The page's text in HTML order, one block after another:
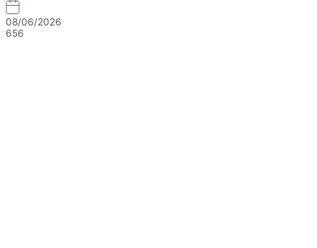
08/06/2026
656